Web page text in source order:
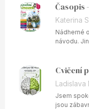
Časopis
produktu
je
5
Katerina
Nádherné
návodu.
produktu
je
Ladislava
Jsem
jsou